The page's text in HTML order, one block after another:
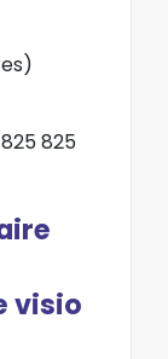
825
visio